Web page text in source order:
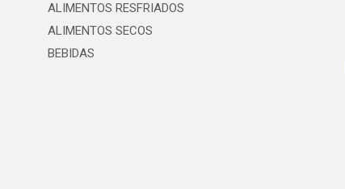
ALIMENTOS RESFRIADOS
ALIMENTOS SECOS
BEBIDAS